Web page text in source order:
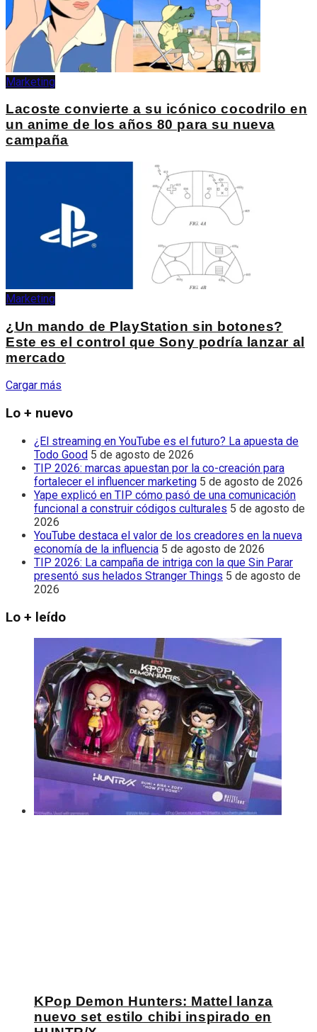
Marketing
Lacoste convierte a su icónico cocodrilo en
un anime de los años 80 para su nueva
campaña
Marketing
¿Un mando de PlayStation sin botones?
Este es el control que Sony podría lanzar al
mercado
Cargar más
Lo + nuevo
¿El streaming en YouTube es el futuro? La apuesta de
Todo Good 5 de agosto de 2026
TIP 2026: marcas apuestan por la co-creación para
fortalecer el influencer marketing 5 de agosto de 2026
Yape explicó en TIP cómo pasó de una comunicación
funcional a construir códigos culturales 5 de agosto de
2026
YouTube destaca el valor de los creadores en la nueva
economía de la influencia 5 de agosto de 2026
TIP 2026: La campaña de intriga con la que Sin Parar
presentó sus helados Stranger Things 5 de agosto de
2026
Lo + leído
KPop Demon Hunters: Mattel lanza
nuevo set estilo chibi inspirado en